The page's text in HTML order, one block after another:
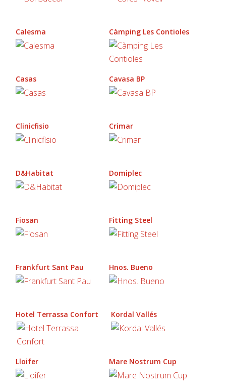
Calesma Càmping Les Contioles
Casas Cavasa BP
Clinicfisio Crimar
D&Habitat Domiplec
Fiosan Fitting Steel
Frankfurt Sant Pau Hnos. Bueno
Hotel Terrassa Confort Kordal Vallés
Lloifer Mare Nostrum Cup